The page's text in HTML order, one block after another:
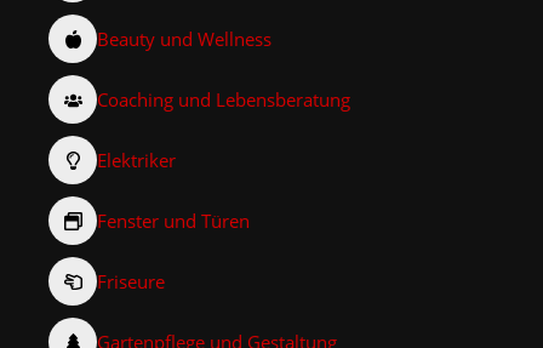
Beauty und Wellness
Coaching und Lebensberatung
Elektriker
Fenster und Türen
Friseure
Gartenpflege und Gestaltung